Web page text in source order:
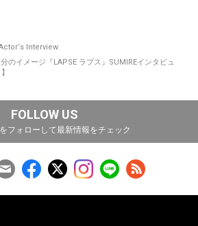
Interview
のイメージ『LAPSE ラプス』SUMIREインタビュ
FOLLOW US
フォローして最新情報をチェック